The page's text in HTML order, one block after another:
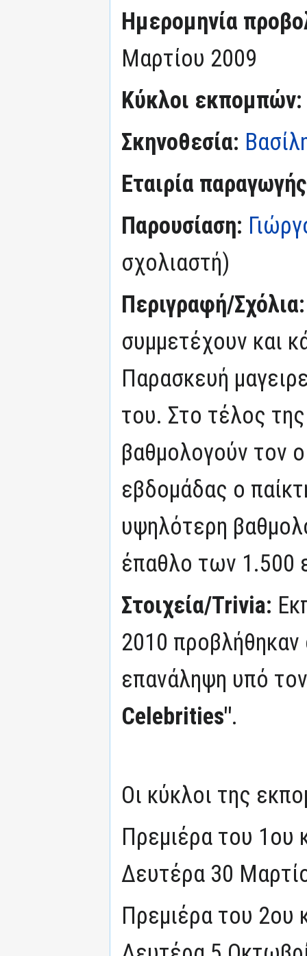
Ημερομηνία
Μαρτίου 2009
Κύκλοι εκπομπών:
Σκηνοθεσία:
Εταιρία
Παρουσίαση:
σχολιαστή)
Περιγραφή/
συμμετέχουν και
Παρασκευή
του. Στο τέλος
βαθμολογούν τον
εβδομάδας ο
υψηλότερη
έπαθλο των 1.500
Στοιχεία/Trivia:
2010 προβλήθηκαν
επανάληψη υπό
Celebrities".
Οι κύκλοι της
Πρεμιέρα του 1ου
Δευτέρα 30
Πρεμιέρα του 2ου